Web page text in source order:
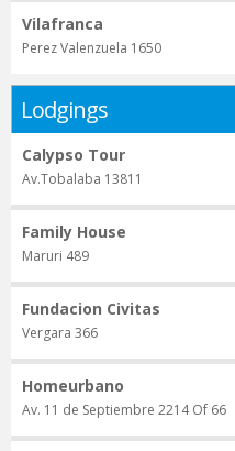
Vilafranca
Perez Valenzuela 1650
Lodgings
Calypso Tour
Av.Tobalaba 13811
Family House
Maruri 489
Fundacion Civitas
Vergara 366
Homeurbano
Av. 11 de Septiembre 2214 Of 66